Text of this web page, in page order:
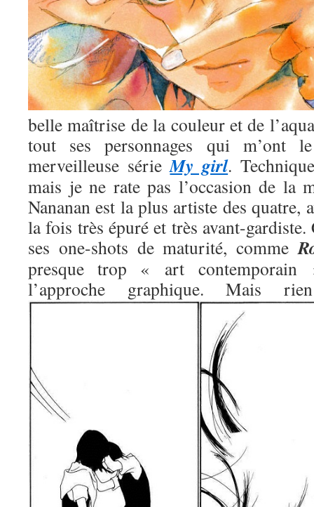
belle maîtrise de la couleur et de
tout ses personnages qui m’ont
merveilleuse sérieMy girl.
mais je ne rate pas l’occasion de la
Nananan est la plus artiste des quatre,
la fois très épuré et très avant-
ses one-shots de maturité, comme
presque trop « art contemporain
l’approche graphique. Mais